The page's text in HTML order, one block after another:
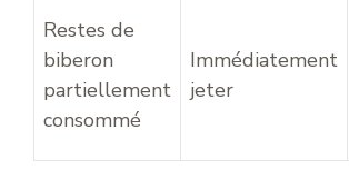
Restes de
biberon
partiellement
consommé
Immédiatement
jeter